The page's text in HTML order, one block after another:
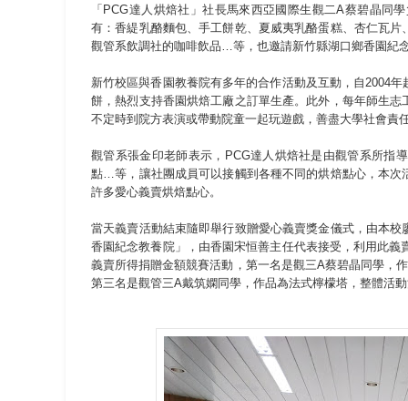
「PCG達人烘焙社」社長馬來西亞國際生觀二A蔡碧晶同
有：香緹乳酪麵包、手工餅乾、夏威夷乳酪蛋糕、杏仁瓦
觀管系飲調社的咖啡飲品…等，也邀請新竹縣湖口鄉香園紀
新竹校區與香園教養院有多年的合作活動及互動，自2004
餅，熱烈支持香園烘焙工廠之訂單生產。此外，每年師生
不定時到院方表演或帶動院童一起玩遊戲，善盡大學社會責
觀管系張金印老師表示，PCG達人烘焙社是由觀管系所指
點…等，讓社團成員可以接觸到各種不同的烘焙點心，本
許多愛心義賣烘焙點心。
當天義賣活動結束隨即舉行致贈愛心義賣獎金儀式，由本
香園紀念教養院」，由香園宋恒善主任代表接受，利用此
義賣所得捐贈金額競賽活動，第一名是觀三A蔡碧晶同學，
第三名是觀管三A戴筑嫻同學，作品為法式檸檬塔，整體活